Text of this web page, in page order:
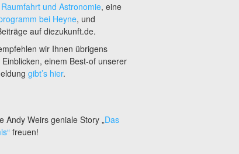
und Astronomie, eine
bei Heyne, und
auf diezukunft.de.
wir Ihnen übrigens
einem Best-of unserer
gibt’s hier.
Andy Weirs geniale Story „Das
freuen!